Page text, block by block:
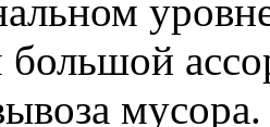
большой